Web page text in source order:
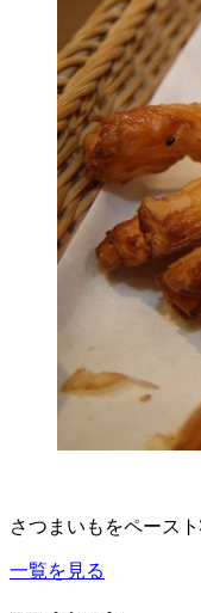
さつまいもをペース
一覧を見る